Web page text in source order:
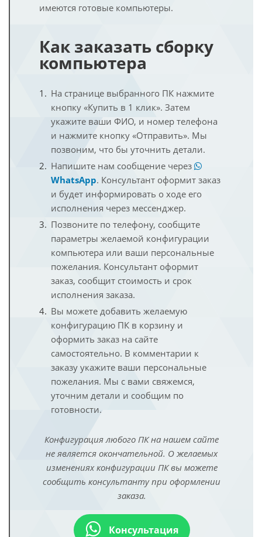
имеются готовые компьютеры.
Как заказать сборку
компьютера
На странице выбранного ПК нажмите
кнопку «Купить в 1 клик». Затем
укажите ваши ФИО, и номер телефона
и нажмите кнопку «Отправить». Мы
позвоним, что бы уточнить детали.
Напишите нам сообщение через
WhatsApp. Консультант оформит заказ
и будет информировать о ходе его
исполнения через мессенджер.
Позвоните по телефону, сообщите
параметры желаемой конфигурации
компьютера или ваши персональные
пожелания. Консультант оформит
заказ, сообщит стоимость и срок
исполнения заказа.
Вы можете добавить желаемую
конфигурацию ПК в корзину и
оформить заказ на сайте
самостоятельно. В комментарии к
заказу укажите ваши персональные
пожелания. Мы с вами свяжемся,
уточним детали и сообщим по
готовности.
Конфигурация любого ПК на нашем сайте
не является окончательной. О желаемых
изменениях конфигурации ПК вы можете
сообщить консультанту при оформлении
заказа.
Консультация